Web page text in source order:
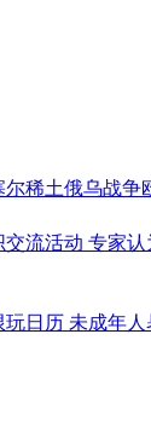
尔稀土俄乌战争
流活动 专家
日历 未成年